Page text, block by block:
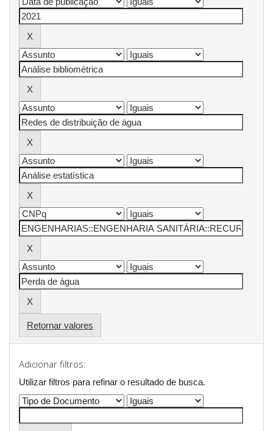
Retornar valores
Adicionar filtros:
Utilizar filtros para refinar o resultado de busca.